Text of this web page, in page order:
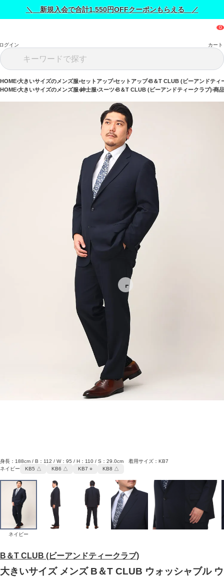
＼ 新規入会で合計1,550円OFFクーポンもらえる ／
グイン カート
HOME 大きいサイズのメンズ服 セットアップ セットアップ B＆T CLUB (ビーアンドティ
HOME 大きいサイズのメンズ服 紳士服 スーツ B＆T CLUB (ビーアンドティークラブ) 商
B＆T CLUB (ビーアンドティークラブ)
大きいサイズ メンズ B＆T CLUB ウォッシャブル ウ
身長：188cm / B：112 / W：95 / H：110 / S：29.0cm 着用サイズ：KB7
ネイビー
KB5 △ KB6 △ KB7 ○ KB8 △
ネイビー